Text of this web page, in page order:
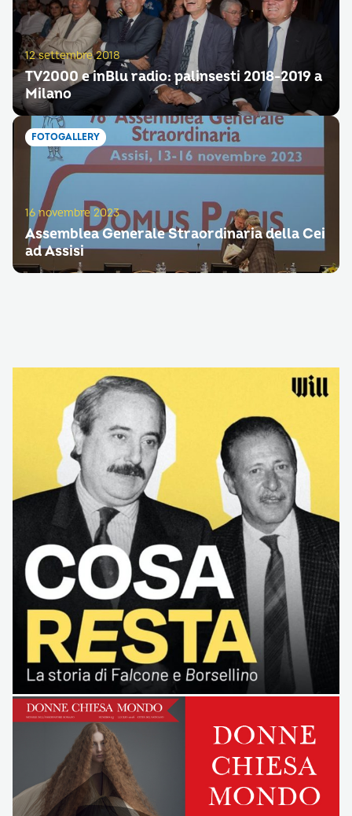
12 settembre 2018
TV2000 e inBlu radio: palinsesti 2018-2019 a
Milano
FOTOGALLERY
16 novembre 2023
Assemblea Generale Straordinaria della Cei
ad Assisi